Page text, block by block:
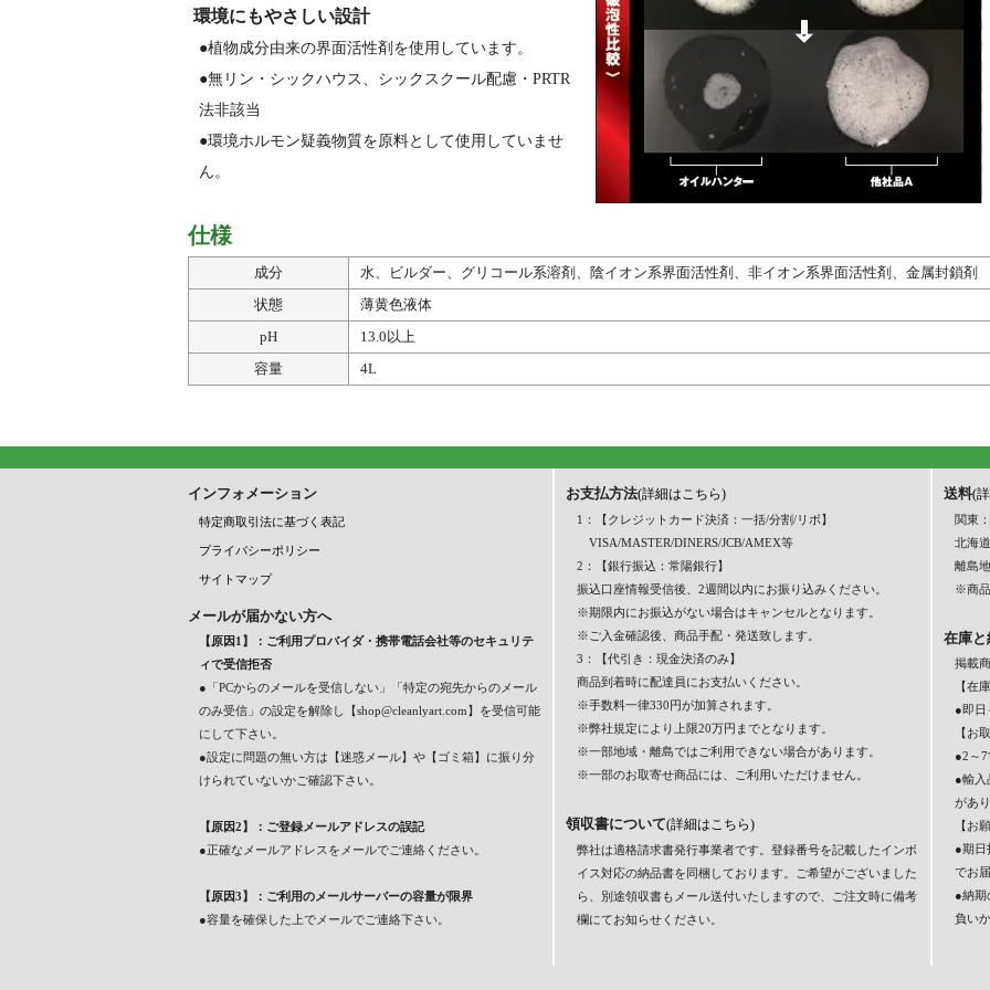
環境にもやさしい設計
●植物成分由来の界面活性剤を使用しています。
●無リン・シックハウス、シックスクール配慮・PRTR
法非該当
●環境ホルモン疑義物質を原料として使用していませ
ん。
仕様
成分
水、ビルダー、グリコール系溶剤、陰イオン系界面活性剤、非イオン系界面活性剤、金属封鎖剤
状態
薄黄色液体
pH
13.0以上
容量
4L
インフォメーション
特定商取引法に基づく表記
プライバシーポリシー
サイトマップ
メールが届かない方へ
【原因1】：ご利用プロバイダ・携帯電話会社等のセキュリテ
ィで受信拒否
●「PCからのメールを受信しない」「特定の宛先からのメール
のみ受信」の設定を解除し【shop@cleanlyart.com】を受信可能
にして下さい。
●設定に問題の無い方は【迷惑メール】や【ゴミ箱】に振り分
けられていないかご確認下さい。
【原因2】：ご登録メールアドレスの誤記
●正確なメールアドレスをメールでご連絡ください。
【原因3】：ご利用のメールサーバーの容量が限界
●容量を確保した上でメールでご連絡下さい。
お支払方法(詳細はこちら)
1：【クレジットカード決済：一括/分割/リボ】
VISA/MASTER/DINERS/JCB/AMEX等
2：【銀行振込：常陽銀行】
振込口座情報受信後、2週間以内にお振り込みください。
※期限内にお振込がない場合はキャンセルとなります。
※ご入金確認後、商品手配・発送致します。
3：【代引き：現金決済のみ】
商品到着時に配達員にお支払いください。
※手数料一律330円が加算されます。
※弊社規定により上限20万円までとなります。
※一部地域・離島ではご利用できない場合があります。
※一部のお取寄せ商品には、ご利用いただけません。
領収書について(詳細はこちら)
弊社は適格請求書発行事業者です。登録番号を記載したインボ
イス対応の納品書を同梱しております。ご希望がございました
ら、別途領収書もメール送付いたしますので、ご注文時に備考
欄にてお知らせください。
送料(
関東
北海
離島
※商品
在庫と
掲載
【在
●即日
【お
●2～
●輸入
があ
【お
●期日
でお
●納期
負い